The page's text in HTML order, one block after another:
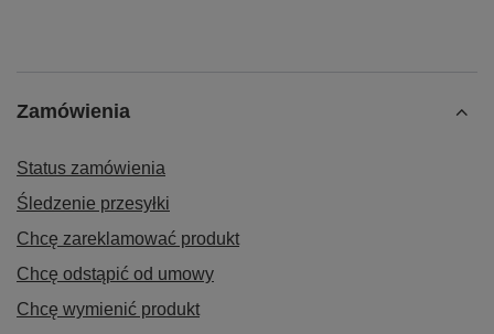
Zamówienia
Status zamówienia
Śledzenie przesyłki
Chcę zareklamować produkt
Chcę odstąpić od umowy
Chcę wymienić produkt